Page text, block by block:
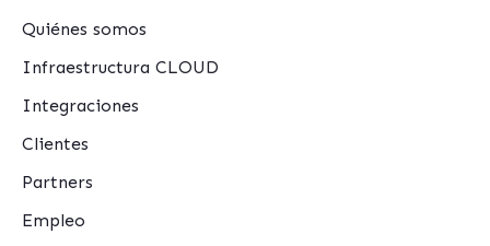
Quiénes somos
Infraestructura CLOUD
Integraciones
Clientes
Partners
Empleo